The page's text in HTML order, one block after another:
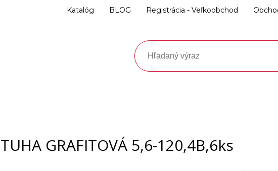
Katalóg BLOG Registrácia - Veľkoobchod
TUHA GRAFITOVÁ 5,6-120,4B,6ks